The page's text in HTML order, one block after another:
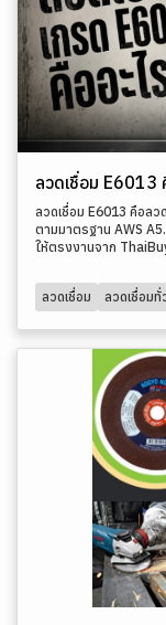
ลวดเชื่อม E6013
ลวดเชื่อม E6013 คือลว
ตามมาตรฐาน AWS
ให้ตรงงานจาก
ลวดเชื่อม ลวดเชื่อมทั่